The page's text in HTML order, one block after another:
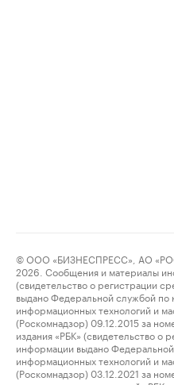
© ООО «БИЗНЕСПРЕСС», АО
2026. Сообщения и материалы
(свидетельство о регистрации
выдано Федеральной службой по
информационных технологий и
(Роскомнадзор) 09.12.2015 за
издания «РБК» (свидетельство о
информации выдано
информационных технологий и
(Роскомнадзор) 03.12.2021 за